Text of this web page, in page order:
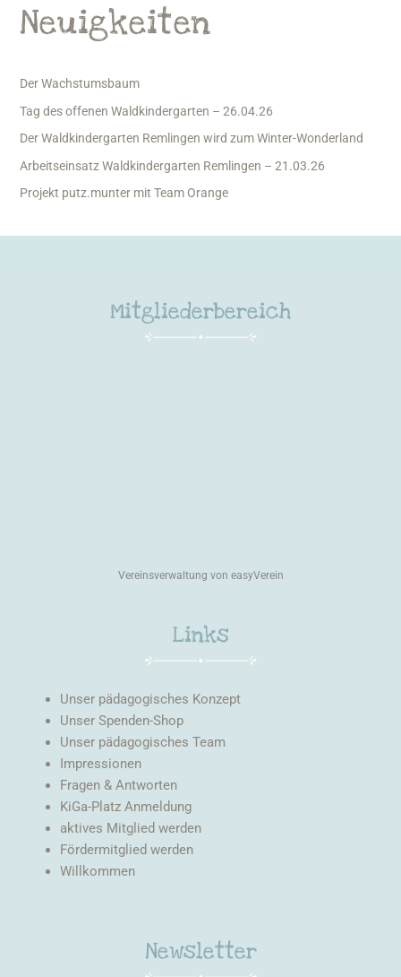
h
n
a
c
h
:
Neuigkeiten
Der Wachstumsbaum
Tag des offenen Waldkindergarten – 26.04.26
Der Waldkindergarten Remlingen wird zum Winter-Wonderland
Arbeitseinsatz Waldkindergarten Remlingen – 21.03.26
Projekt putz.munter mit Team Orange
Mitgliederbereich
Vereinsverwaltung von easyVerein
Links
Unser pädagogisches Konzept
Unser Spenden-Shop
Unser pädagogisches Team
Impressionen
Fragen & Antworten
KiGa-Platz Anmeldung
aktives Mitglied werden
Fördermitglied werden
Willkommen
Newsletter